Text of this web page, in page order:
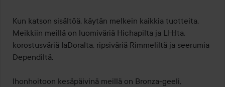
Kun katson sisältöä, käytän melkein kaikkia tuotteita.
Meikkiin meillä on luomiväriä Hichapilta ja LH:lta,
korostusväriä IaDoralta, ripsiväriä Rimmeliltä ja seerumia
Dependiltä.
Ihonhoitoon kesäpäivinä meillä on Bronza-geeli,